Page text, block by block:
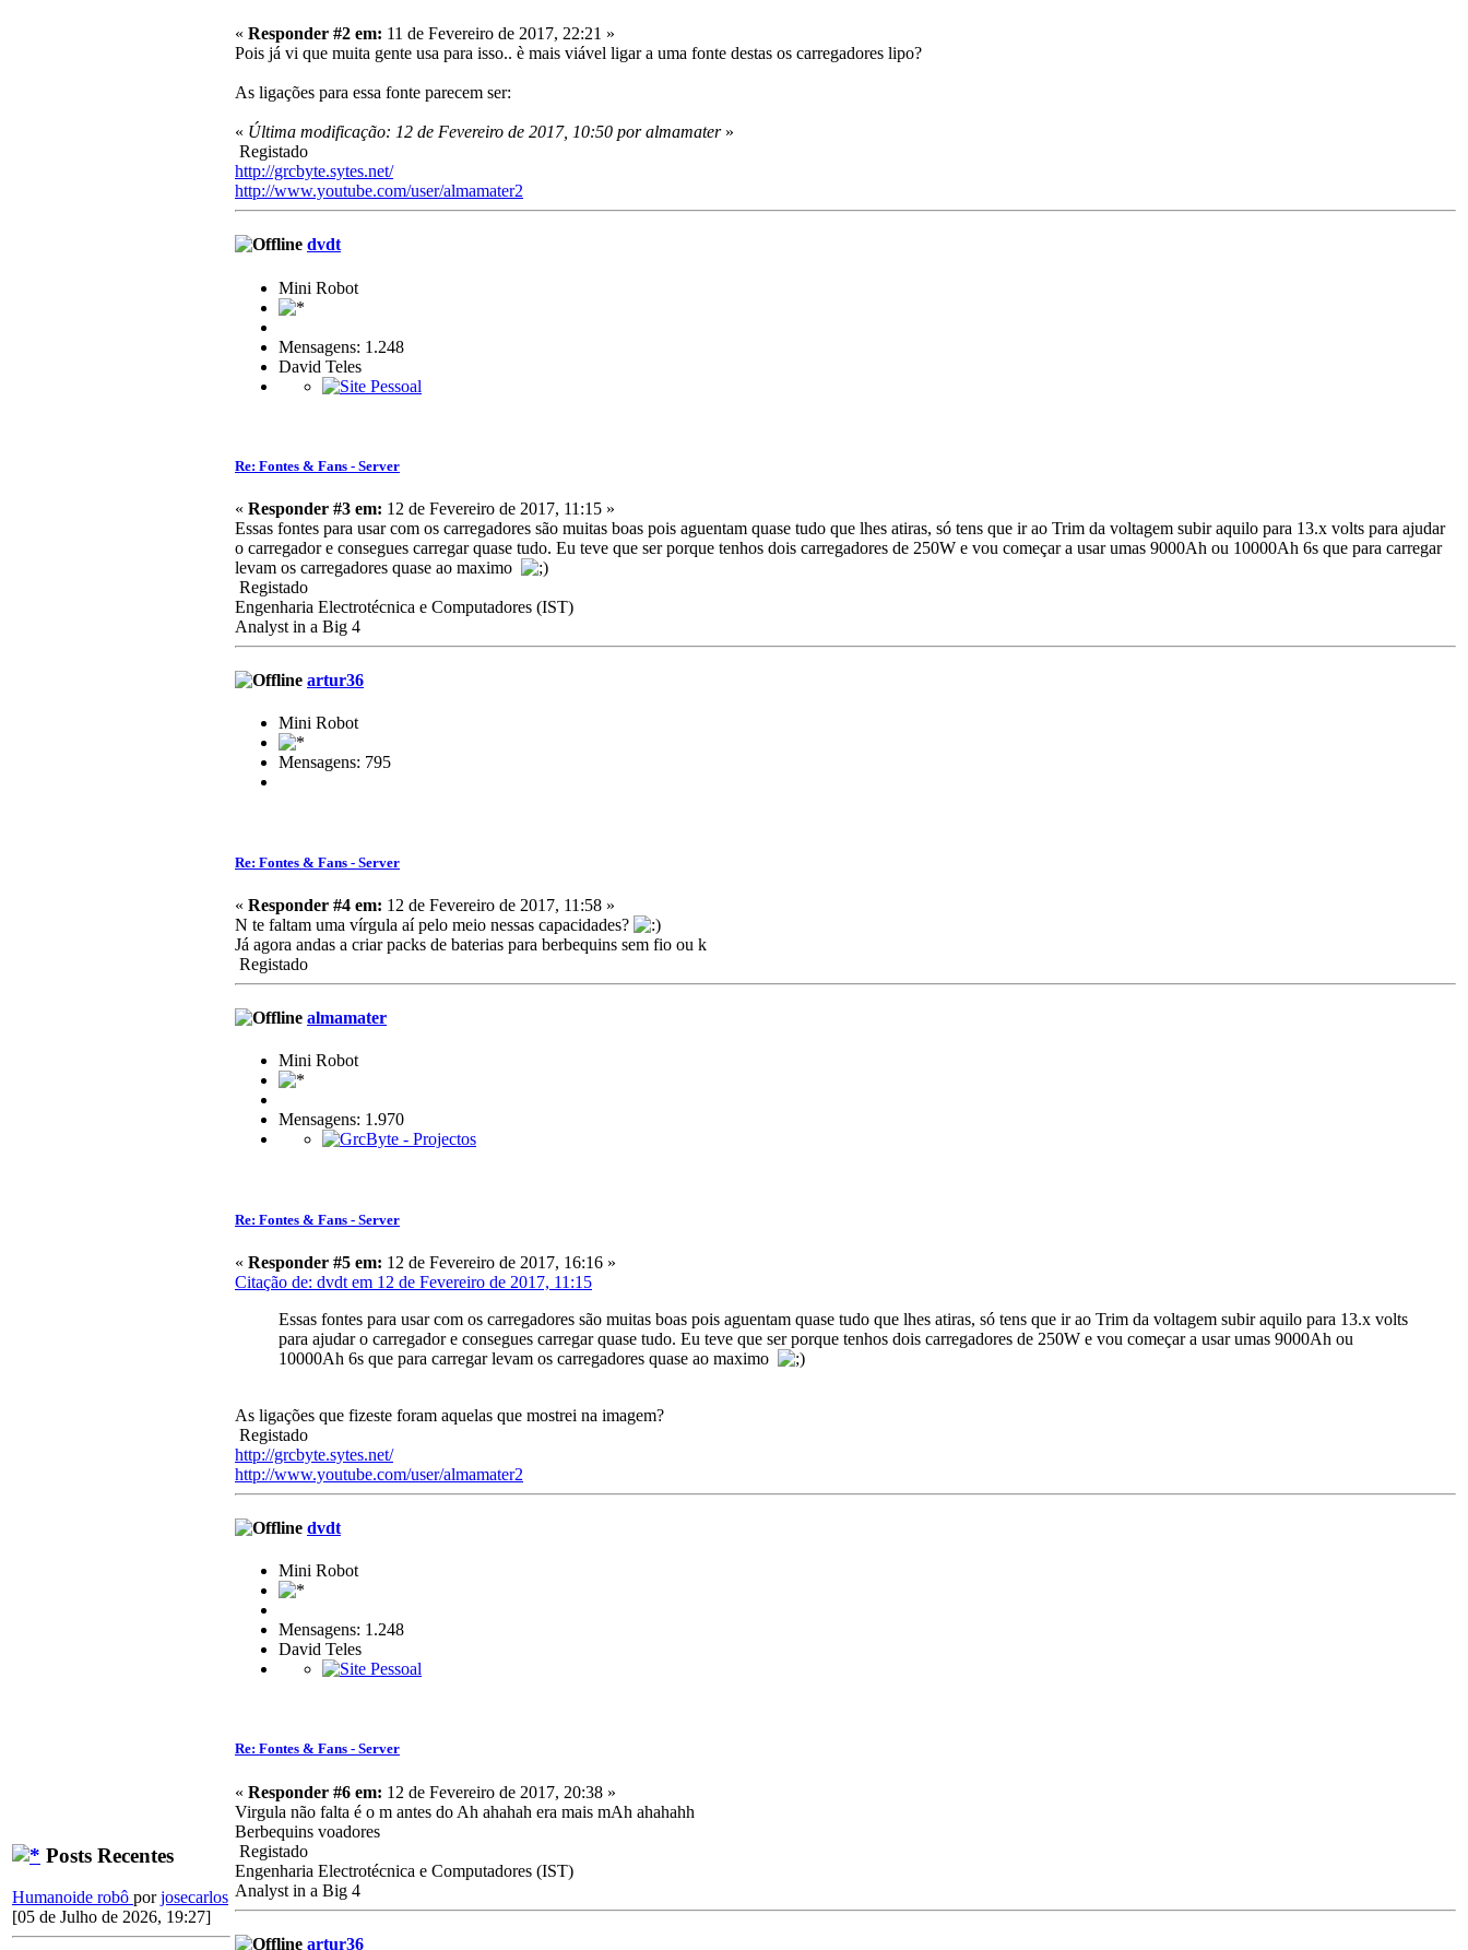
Posts Recentes
Humanoide robô porjosecarlos
[05 de Julho de 2026, 19:27]
« Responder #2 em: 11 de Fevereiro de 2017, 22:21 »
Pois já vi que muita gente usa para isso.. è mais viável ligar a uma fonte destas os carregadores lipo?
As ligações para essa fonte parecem ser:
« Última modificação: 12 de Fevereiro de 2017, 10:50 por almamater»
Registado
http://grcbyte.sytes.net/
http://www.youtube.com/user/almamater2
dvdt
Mini Robot
Mensagens: 1.248
David Teles
Re: Fontes & Fans - Server
« Responder #3 em: 12 de Fevereiro de 2017, 11:15 »
Essas fontes para usar com os carregadores são muitas boas pois aguentam quase tudo que lhes atiras, só tens que ir ao Trim da voltagem subir aquilo para 13.x volts para ajudar
o carregador e consegues carregar quase tudo. Eu teve que ser porque tenhos dois carregadores de 250W e vou começar a usar umas 9000Ah ou 10000Ah 6s que para carregar
levam os carregadores quase ao maximo
Registado
Engenharia Electrotécnica e Computadores (IST)
Analyst in a Big 4
artur36
Mini Robot
Mensagens: 795
Re: Fontes & Fans - Server
« Responder #4 em: 12 de Fevereiro de 2017, 11:58 »
N te faltam uma vírgula aí pelo meio nessas capacidades?
Já agora andas a criar packs de baterias para berbequins sem fio ou k
Registado
almamater
Mini Robot
Mensagens: 1.970
Re: Fontes & Fans - Server
« Responder #5 em: 12 de Fevereiro de 2017, 16:16 »
Citação de: dvdt em 12 de Fevereiro de 2017, 11:15
Essas fontes para usar com os carregadores são muitas boas pois aguentam quase tudo que lhes atiras, só tens que ir ao Trim da voltagem subir aquilo para 13.x volts
para ajudar o carregador e consegues carregar quase tudo. Eu teve que ser porque tenhos dois carregadores de 250W e vou começar a usar umas 9000Ah ou
10000Ah 6s que para carregar levam os carregadores quase ao maximo
As ligações que fizeste foram aquelas que mostrei na imagem?
Registado
http://grcbyte.sytes.net/
http://www.youtube.com/user/almamater2
dvdt
Mini Robot
Mensagens: 1.248
David Teles
Re: Fontes & Fans - Server
« Responder #6 em: 12 de Fevereiro de 2017, 20:38 »
Virgula não falta é o m antes do Ah ahahah era mais mAh ahahahh
Berbequins voadores
Registado
Engenharia Electrotécnica e Computadores (IST)
Analyst in a Big 4
artur36